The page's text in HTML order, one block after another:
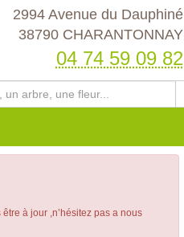
2994 Avenue du Dauphiné
38790 CHARANTONNAY
04 74 59 09 82
à jour ,n’hésitez pas a nous